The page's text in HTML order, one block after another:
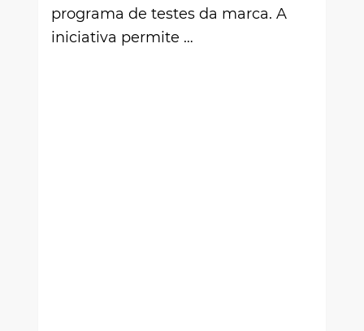
programa de testes da marca. A
iniciativa permite …